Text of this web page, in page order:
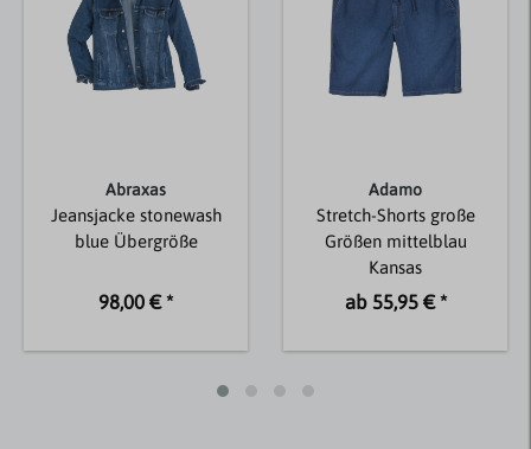
Abraxas
Jeansjacke stonewash
blue Übergröße
98,00 € *
Adamo
Stretch-Shorts große
Größen mittelblau
Kansas
ab 55,95 € *